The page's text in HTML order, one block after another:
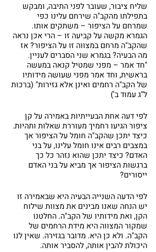
שליח ציבור, שעובר לפני התיבה, ומבקש
בתפילתו מהקב"ה שירחם עלינו כפי
שמרחם על הציפור – משתקים אותו.
הגמרא מקשה על קביעה זו – הרי אכן נראה
שהקב"ה מרחם במצווה זו על הציפור? אז
מה הבעיה? בגמרא שני הסברים לעניין.
"חד אמר – מפני שמטיל קנאה במעשה
בראשית, וחד אמר מפני שעושה מידותיו
של הקב"ה רחמים ואינן אלא גזירות" (ברכות
ל"ג עמוד ב')
לפי דעה אחת הבעייתיות באמירה על קן
ציפור הגיעו רחמיך מעוררת שאלות ותהיות.
כיצד יתכן שהקב"ה חומל על הציפור אך
במצבים רבים אינו חומל עלינו, על בני
האדם? כיצד יתכן שהוא נזהר כל כך
ברגשות הציפור אך מביא על בני האדם
ייסורים?
לפי הדעה השנייה הבעיה היא שבאמירה זו
יש הנחה שאנו מבינים את מצוות שילוח
הקן, ואת מידותיו של הקב"ה. החלטנו
שמקור המצווה היא מידת הרחמים של
הקב"ה. ולא כן היא. מדובר בגזירה. שאין לנו
היכולת להבין אותה, להסביר אותה.